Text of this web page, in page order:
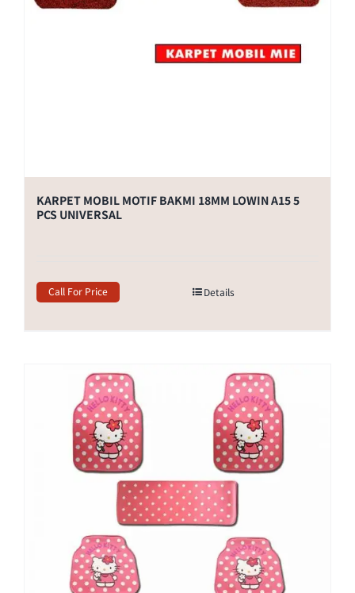
KARPET MOBIL MOTIF BAKMI 18MM LOWIN A15 5
PCS UNIVERSAL
Call For Price Details